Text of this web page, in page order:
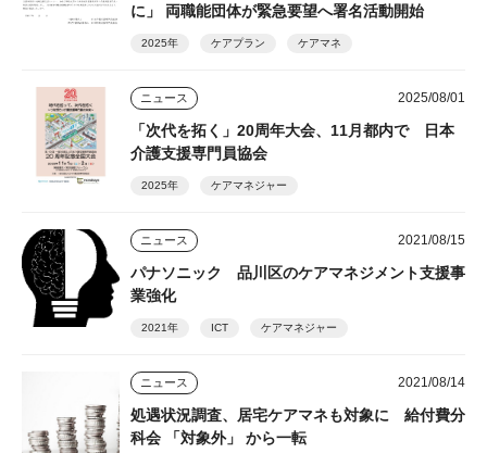
に」 両職能団体が緊急要望へ署名活動開始
2025年 ケアプラン ケアマネ
ニュース 2025/08/01
「次代を拓く」20周年大会、11月都内で 日本
介護支援専門員協会
2025年 ケアマネジャー
ニュース 2021/08/15
パナソニック 品川区のケアマネジメント支援事
業強化
2021年 ICT ケアマネジャー
ニュース 2021/08/14
処遇状況調査、居宅ケアマネも対象に 給付費分
科会 「対象外」 から一転